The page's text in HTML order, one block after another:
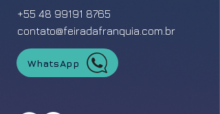
+55 48 99191 8765
contato@feiradafranquia.com.br
WhatsApp